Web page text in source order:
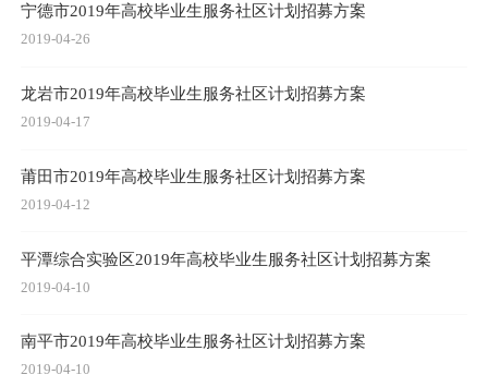
宁德市2019年高校毕业生服务社区计划招募方案
2019-04-26
龙岩市2019年高校毕业生服务社区计划招募方案
2019-04-17
莆田市2019年高校毕业生服务社区计划招募方案
2019-04-12
平潭综合实验区2019年高校毕业生服务社区计划招募方案
2019-04-10
南平市2019年高校毕业生服务社区计划招募方案
2019-04-10